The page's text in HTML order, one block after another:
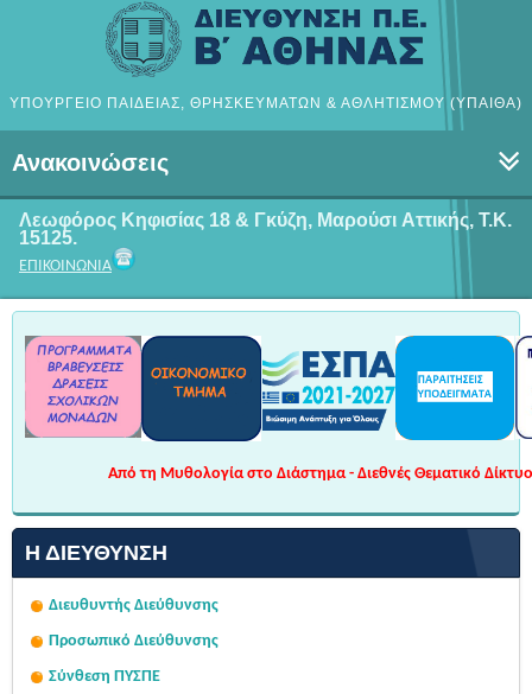
ΥΠΟΥΡΓΕΙΟ ΠΑΙΔΕΙΑΣ, ΘΡΗΣΚΕΥΜΑΤΩΝ & ΑΘΛΗΤΙΣΜΟΥ (ΥΠΑΙΘΑ)
Ανακοινώσεις
Λεωφόρος Κηφισίας 18 & Γκύζη, Μαρούσι Αττικής, Τ.Κ.
15125.
ΕΠΙΚΟΙΝΩΝΙΑ
Από τη Μυθολογία στο Διάστημα - Διεθνές Θεματικό
Η ΔΙΕΎΘΥΝΣΗ
Διευθυντής Διεύθυνσης
Προσωπικό Διεύθυνσης
Σύνθεση ΠΥΣΠΕ